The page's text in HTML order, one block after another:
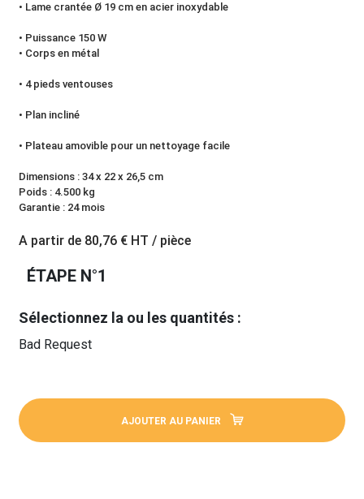
• Lame crantée Ø 19 cm en acier inoxydable
• Puissance 150 W
• Corps en métal
• 4 pieds ventouses
• Plan incliné
• Plateau amovible pour un nettoyage facile
Dimensions : 34 x 22 x 26,5 cm
Poids : 4.500 kg
Garantie : 24 mois
A partir de 80,76 € HT / pièce
ÉTAPE N°1
Sélectionnez la ou les quantités :
Bad Request
AJOUTER AU PANIER